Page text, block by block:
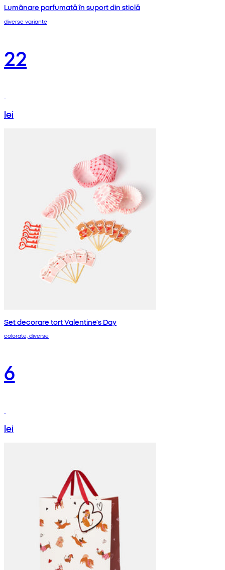
Lumânare parfumată în suport din sticlă
diverse variante
22
lei
Set decorare tort Valentine's Day
colorate, diverse
6
lei